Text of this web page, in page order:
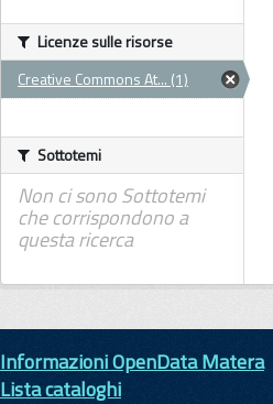
Licenze sulle risorse
Creative Commons At... (1)
Sottotemi
Non ci sono Sottotemi
che corrispondono a
questa ricerca
Informazioni OpenData Matera
Lista cataloghi